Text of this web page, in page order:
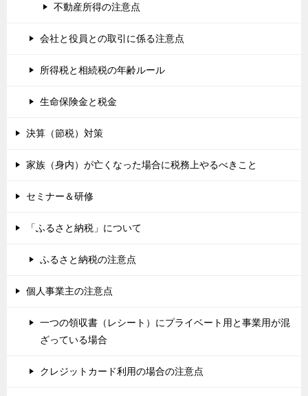
不動産所得の注意点
会社と役員との取引に係る注意点
所得税と相続税の年齢ルール
生命保険金と税金
決算（節税）対策
家族（身内）が亡くなった場合に税務上やるべきこと
セミナー＆研修
「ふるさと納税」について
ふるさと納税の注意点
個人事業主の注意点
一つの領収書（レシート）にプライベート用と事業用が混
ざっている場合
クレジットカード利用の場合の注意点